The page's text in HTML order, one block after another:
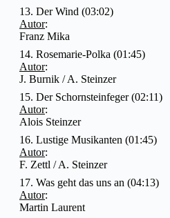
13. Der Wind (03:02)
Autor:
Franz Mika
14. Rosemarie-Polka (01:45)
Autor:
J. Burnik / A. Steinzer
15. Der Schornsteinfeger (02:11)
Autor:
Alois Steinzer
16. Lustige Musikanten (01:45)
Autor:
F. Zettl / A. Steinzer
17. Was geht das uns an (04:13)
Autor:
Martin Laurent